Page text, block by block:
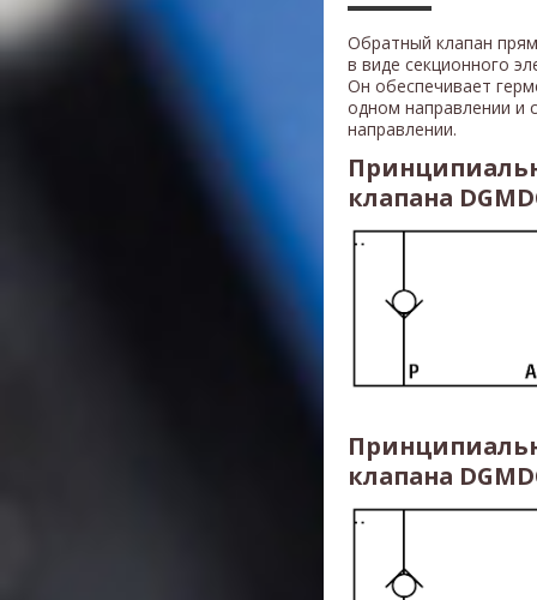
Обратный клапан
в виде секционного
Он обеспечивает
одном направлении и
направлении.
клапана
клапана